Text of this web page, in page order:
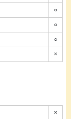
○
○
○
×
×